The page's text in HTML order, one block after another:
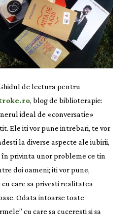
de lectura pentru
, blog de biblioterapie:
ideal de «conversatie»
Ele iti vor pune intrebari, te vor
la diverse aspecte ale iubirii,
în privinta unor probleme ce tin
doi oameni; iti vor pune,
care sa privesti realitatea
Odata intoarse toate
cu care sa cuceresti si sa